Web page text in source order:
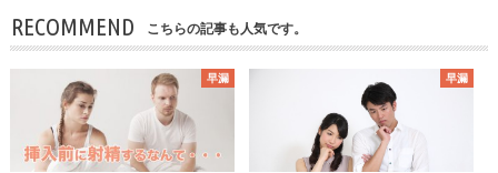
RECOMMEND こちらの記事も人気です。
早漏 早漏